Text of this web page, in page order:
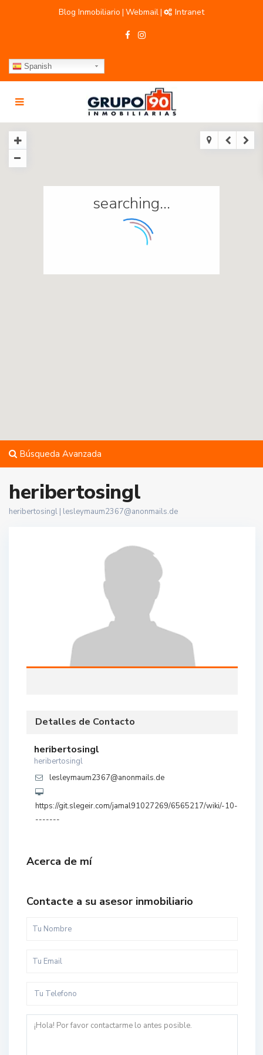
Blog Inmobiliario | Webmail| Intranet
Spanish
searching...
Búsqueda Avanzada
heribertosingl
heribertosingl | lesleymaum2367@anonmails.de
Detalles de Contacto
heribertosingl
heribertosingl
lesleymaum2367@anonmails.de
https://git.slegeir.com/jamal91027269/6565217/wiki/-10-
-------
Acerca de mí
Contacte a su asesor inmobiliario